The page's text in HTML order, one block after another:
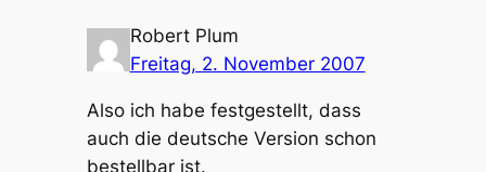
Robert Plum
Freitag, 2. November 2007
Also ich habe festgestellt, dass
auch die deutsche Version schon
bestellbar ist.